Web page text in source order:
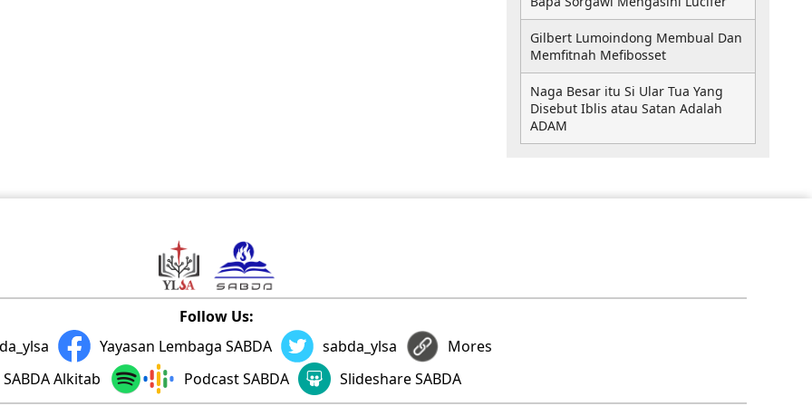
Gilbert Lumoindong Membual Dan
Memfitnah Mefibosset
Naga Besar itu Si Ular Tua Yang
Disebut Iblis atau Satan Adalah
ADAM
Follow Us:
Yayasan Lembaga SABDA sabda_ylsa
Mores
SABDA Alkitab
Podcast SABDA Slideshare SABDA